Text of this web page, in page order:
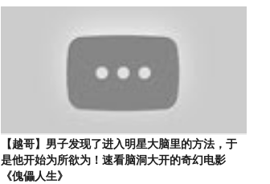
【越哥】男子发现了进入明星大脑里的方法，于
是他开始为所欲为！速看脑洞大开的奇幻电影
《傀儡人生》